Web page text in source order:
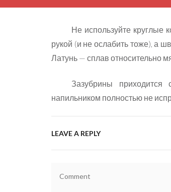
Не используйте круглые
рукой (и не ослабить тоже), а
Латунь — сплав относительно
Зазубрины
напильником полностью не
LEAVE A REPLY